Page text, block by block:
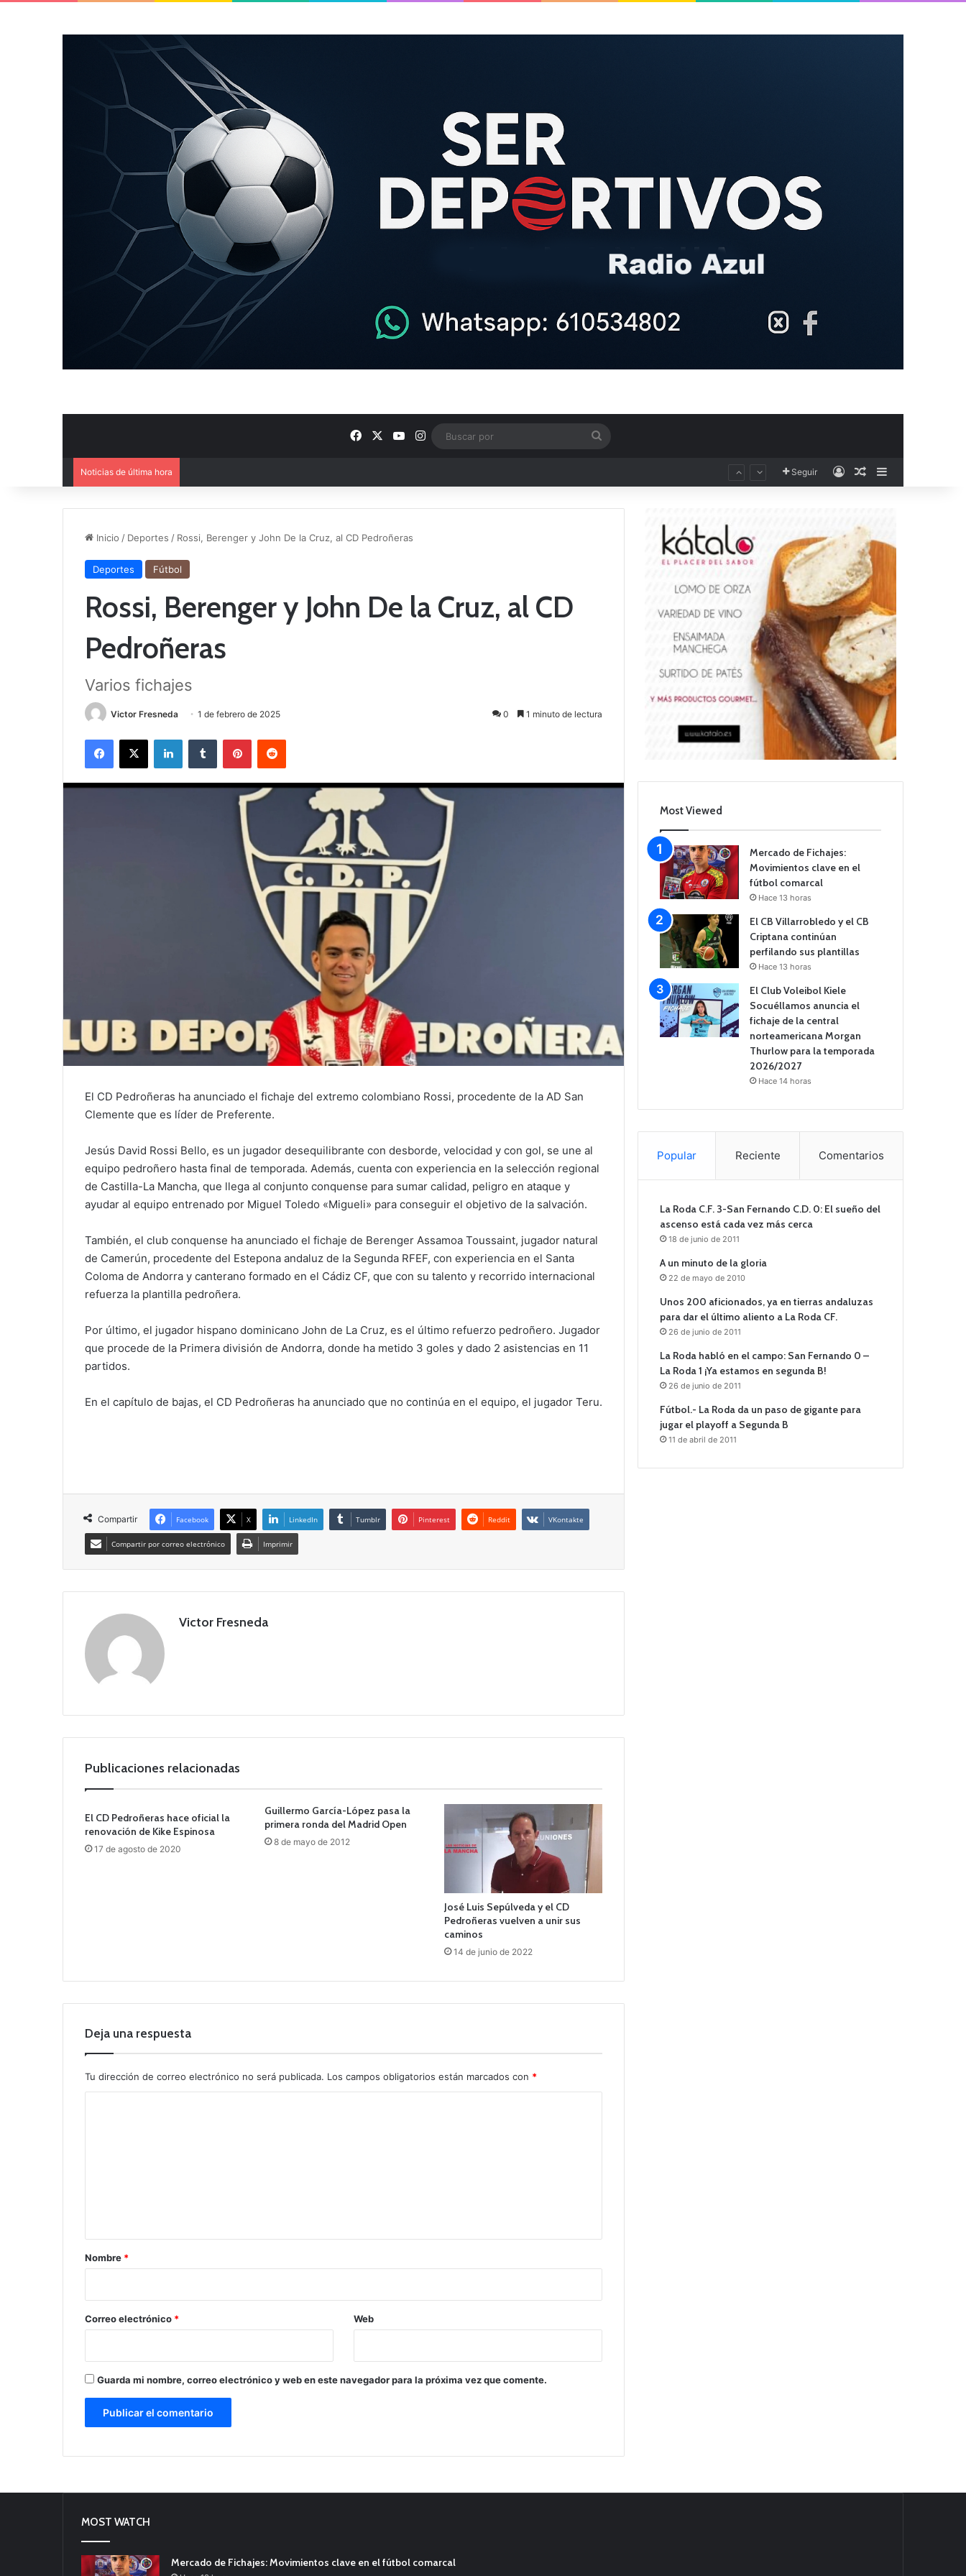
FacebookYouTube
Instagram
Noticias de última hora Seguir AccesoPublicación al
Inicio / Deportes / Rossi, Berenger y John De la Cruz, al CD Pedroñeras
Deportes Fútbol
Rossi, Berenger y John De la Cruz, al CD
Pedroñeras
Varios fichajes
Victor Fresneda 1 de febrero de 2025 0 1 minuto de lectura
El CD Pedroñeras ha anunciado el fichaje del extremo colombiano Rossi, procedente de la AD San
Clemente que es líder de Preferente.
Jesús David Rossi Bello, es un jugador desequilibrante con desborde, velocidad y con gol, se une al
equipo pedroñero hasta final de temporada. Además, cuenta con experiencia en la selección regional
de Castilla-La Mancha, que llega al conjunto conquense para sumar calidad, peligro en ataque y
ayudar al equipo entrenado por Miguel Toledo «Migueli» para conseguir el objetivo de la salvación.
También, el club conquense ha anunciado el fichaje de Berenger Assamoa Toussaint, jugador natural
de Camerún, procedente del Estepona andaluz de la Segunda RFEF, con experiencia en el Santa
Coloma de Andorra y canterano formado en el Cádiz CF, que con su talento y recorrido internacional
refuerza la plantilla pedroñera.
Por último, el jugador hispano dominicano John de La Cruz, es el último refuerzo pedroñero. Jugador
que procede de la Primera división de Andorra, donde ha metido 3 goles y dado 2 asistencias en 11
partidos.
En el capítulo de bajas, el CD Pedroñeras ha anunciado que no continúa en el equipo, el jugador Teru.
Compartir Facebook X LinkedIn Tumblr Pinterest Reddit VKontakte
Compartir por correo electrónico Imprimir
Victor Fresneda
Publicaciones relacionadas
El CD Pedroñeras hace oficial la
renovación de Kike Espinosa
17 de agosto de 2020
Guillermo García-López pasa la
primera ronda del Madrid Open
8 de mayo de 2012
José Luis Sepúlveda y el CD
Pedroñeras vuelven a unir sus
caminos
14 de junio de 2022
Deja una respuesta
Tu dirección de correo electrónico no será publicada. Los campos obligatorios están marcados con *
r
*
Nombre *
Correo electrónico * Web
Guarda mi nombre, correo electrónico y web en este navegador para la próxima vez que comente.
Most Viewed
Mercado de Fichajes:
Movimientos clave en el
fútbol comarcal
Hace 13 horas
El CB Villarrobledo y el CB
Criptana continúan
perfilando sus plantillas
Hace 13 horas
El Club Voleibol Kiele
Socuéllamos anuncia el
fichaje de la central
norteamericana Morgan
Thurlow para la temporada
2026/2027
Hace 14 horas
Popular Reciente Comentarios
La Roda C.F. 3-San Fernando C.D. 0: El sueño del
ascenso está cada vez más cerca
18 de junio de 2011
A un minuto de la gloria
22 de mayo de 2010
Unos 200 aficionados, ya en tierras andaluzas
para dar el último aliento a La Roda CF.
26 de junio de 2011
La Roda habló en el campo: San Fernando 0 –
La Roda 1 ¡Ya estamos en segunda B!
26 de junio de 2011
Fútbol.- La Roda da un paso de gigante para
jugar el playoff a Segunda B
11 de abril de 2011
MOST WATCH
Mercado de Fichajes: Movimientos clave en el fútbol comarcal